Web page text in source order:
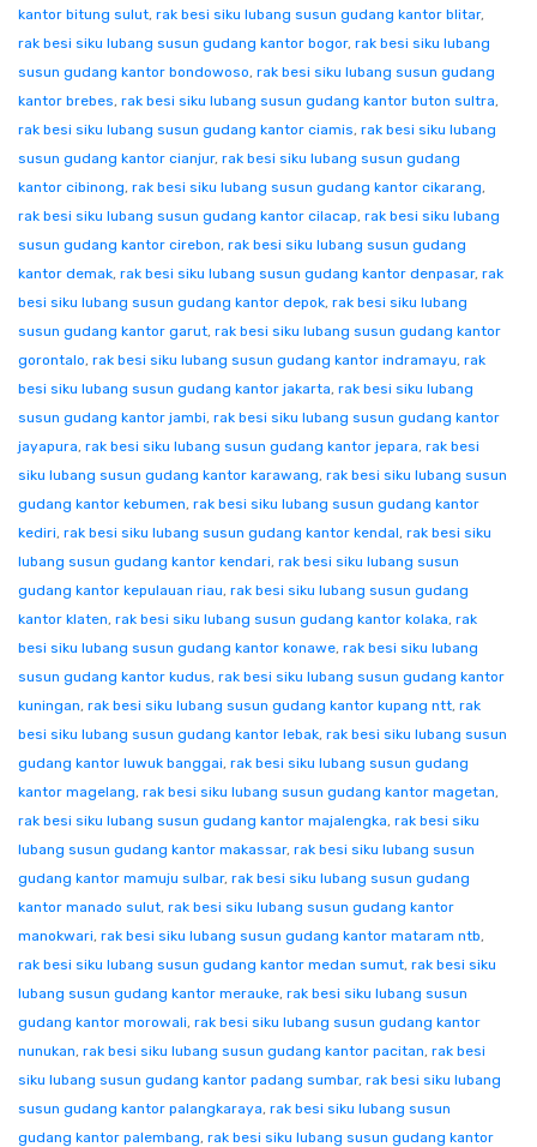
kantor bitung sulut, rak besi siku lubang susun gudang kantor blitar,
rak besi siku lubang susun gudang kantor bogor, rak besi siku lubang
susun gudang kantor bondowoso, rak besi siku lubang susun gudang
kantor brebes, rak besi siku lubang susun gudang kantor buton sultra,
rak besi siku lubang susun gudang kantor ciamis, rak besi siku lubang
susun gudang kantor cianjur, rak besi siku lubang susun gudang
kantor cibinong, rak besi siku lubang susun gudang kantor cikarang,
rak besi siku lubang susun gudang kantor cilacap, rak besi siku lubang
susun gudang kantor cirebon, rak besi siku lubang susun gudang
kantor demak, rak besi siku lubang susun gudang kantor denpasar, rak
besi siku lubang susun gudang kantor depok, rak besi siku lubang
susun gudang kantor garut, rak besi siku lubang susun gudang kantor
gorontalo, rak besi siku lubang susun gudang kantor indramayu, rak
besi siku lubang susun gudang kantor jakarta, rak besi siku lubang
susun gudang kantor jambi, rak besi siku lubang susun gudang kantor
jayapura, rak besi siku lubang susun gudang kantor jepara, rak besi
siku lubang susun gudang kantor karawang, rak besi siku lubang susun
gudang kantor kebumen, rak besi siku lubang susun gudang kantor
kediri, rak besi siku lubang susun gudang kantor kendal, rak besi siku
lubang susun gudang kantor kendari, rak besi siku lubang susun
gudang kantor kepulauan riau, rak besi siku lubang susun gudang
kantor klaten, rak besi siku lubang susun gudang kantor kolaka, rak
besi siku lubang susun gudang kantor konawe, rak besi siku lubang
susun gudang kantor kudus, rak besi siku lubang susun gudang kantor
kuningan, rak besi siku lubang susun gudang kantor kupang ntt, rak
besi siku lubang susun gudang kantor lebak, rak besi siku lubang susun
gudang kantor luwuk banggai, rak besi siku lubang susun gudang
kantor magelang, rak besi siku lubang susun gudang kantor magetan,
rak besi siku lubang susun gudang kantor majalengka, rak besi siku
lubang susun gudang kantor makassar, rak besi siku lubang susun
gudang kantor mamuju sulbar, rak besi siku lubang susun gudang
kantor manado sulut, rak besi siku lubang susun gudang kantor
manokwari, rak besi siku lubang susun gudang kantor mataram ntb,
rak besi siku lubang susun gudang kantor medan sumut, rak besi siku
lubang susun gudang kantor merauke, rak besi siku lubang susun
gudang kantor morowali, rak besi siku lubang susun gudang kantor
nunukan, rak besi siku lubang susun gudang kantor pacitan, rak besi
siku lubang susun gudang kantor padang sumbar, rak besi siku lubang
susun gudang kantor palangkaraya, rak besi siku lubang susun
gudang kantor palembang, rak besi siku lubang susun gudang kantor